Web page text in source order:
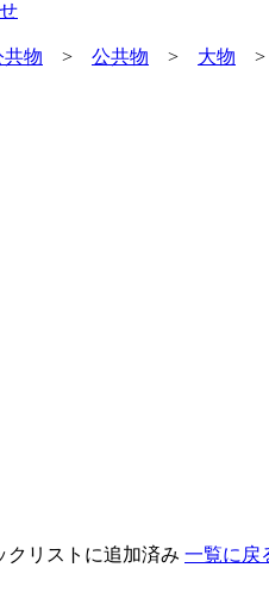
物 > 公共物 > 大物 >
クリストに追加済み 一覧に戻